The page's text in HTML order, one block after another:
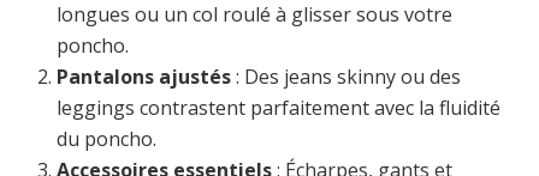
longues ou un col roulé à glisser sous votre
poncho.
Pantalons ajustés: Des jeans skinny ou des
leggings contrastent parfaitement avec la fluidité
du poncho.
Accessoires essentiels: Écharpes, gants et